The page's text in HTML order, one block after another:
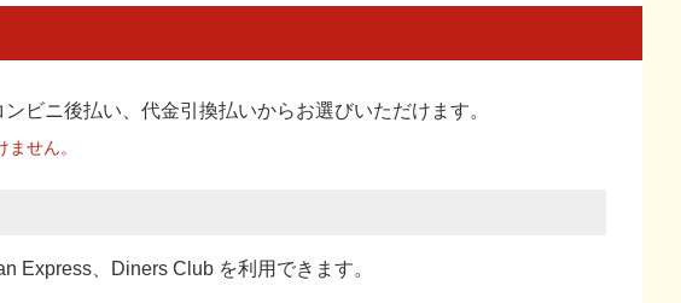
ンビニ後払い、代金引換払いからお選びいただけます。
せん。
Express、Diners Club を利用できます。